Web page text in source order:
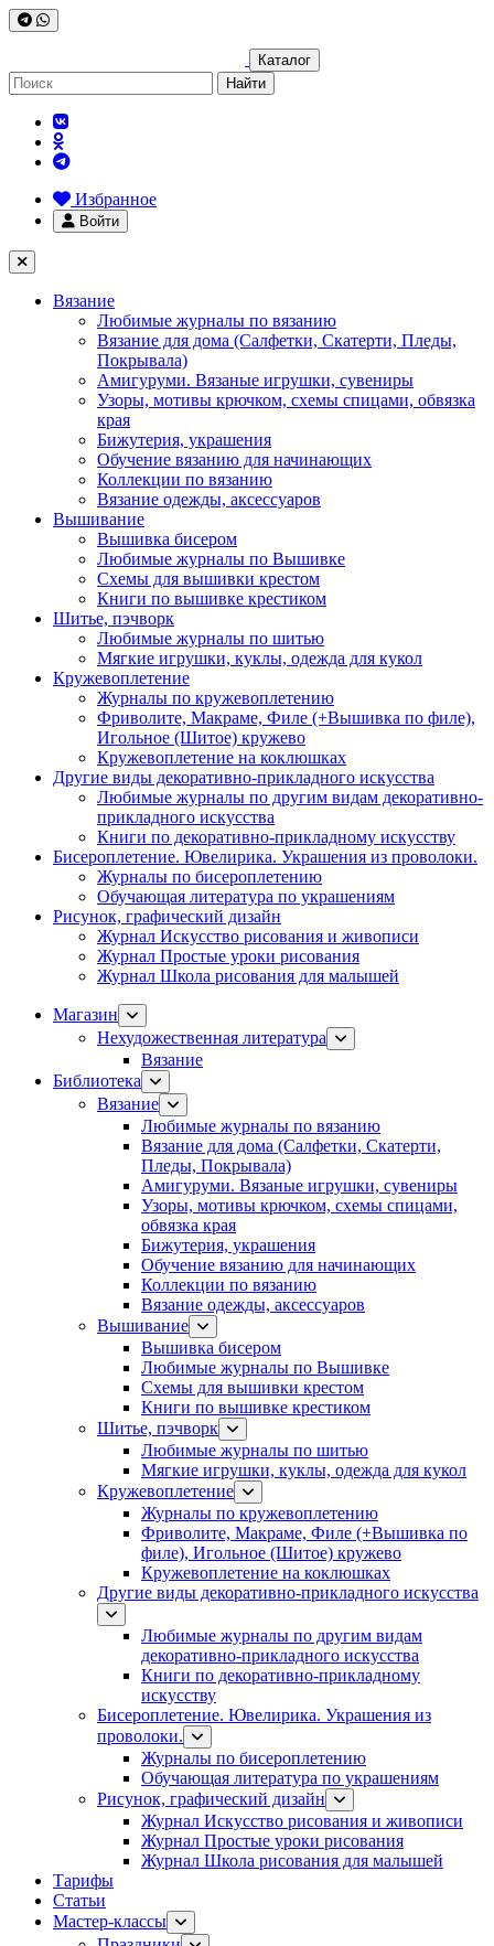
Каталог
Найти
Избранное
Войти
Вязание
Любимые журналы по вязанию
Вязание для дома (Салфетки, Скатерти, Пледы,
Покрывала)
Амигуруми. Вязаные игрушки, сувениры
Узоры, мотивы крючком, схемы спицами, обвязка
края
Бижутерия, украшения
Обучение вязанию для начинающих
Коллекции по вязанию
Вязание одежды, аксессуаров
Вышивание
Вышивка бисером
Любимые журналы по Вышивке
Схемы для вышивки крестом
Книги по вышивке крестиком
Шитье, пэчворк
Любимые журналы по шитью
Мягкие игрушки, куклы, одежда для кукол
Кружевоплетение
Журналы по кружевоплетению
Фриволите, Макраме, Филе (+Вышивка по филе),
Игольное (Шитое) кружево
Кружевоплетение на коклюшках
Другие виды декоративно-прикладного искусства
Любимые журналы по другим видам декоративно-
прикладного искусства
Книги по декоративно-прикладному искусству
Бисероплетение. Ювелирика. Украшения из проволоки.
Журналы по бисероплетению
Обучающая литература по украшениям
Рисунок, графический дизайн
Журнал Искусство рисования и живописи
Журнал Простые уроки рисования
Журнал Школа рисования для малышей
Магазин
Нехудожественная литература
Вязание
Библиотека
Вязание
Любимые журналы по вязанию
Вязание для дома (Салфетки, Скатерти,
Пледы, Покрывала)
Амигуруми. Вязаные игрушки, сувениры
Узоры, мотивы крючком, схемы спицами,
обвязка края
Бижутерия, украшения
Обучение вязанию для начинающих
Коллекции по вязанию
Вязание одежды, аксессуаров
Вышивание
Вышивка бисером
Любимые журналы по Вышивке
Схемы для вышивки крестом
Книги по вышивке крестиком
Шитье, пэчворк
Любимые журналы по шитью
Мягкие игрушки, куклы, одежда для кукол
Кружевоплетение
Журналы по кружевоплетению
Фриволите, Макраме, Филе (+Вышивка по
филе), Игольное (Шитое) кружево
Кружевоплетение на коклюшках
Другие виды декоративно-прикладного искусства
Любимые журналы по другим видам
декоративно-прикладного искусства
Книги по декоративно-прикладному
искусству
Бисероплетение. Ювелирика. Украшения из
проволоки.
Журналы по бисероплетению
Обучающая литература по украшениям
Рисунок, графический дизайн
Журнал Искусство рисования и живописи
Журнал Простые уроки рисования
Журнал Школа рисования для малышей
Тарифы
Статьи
Мастер-классы